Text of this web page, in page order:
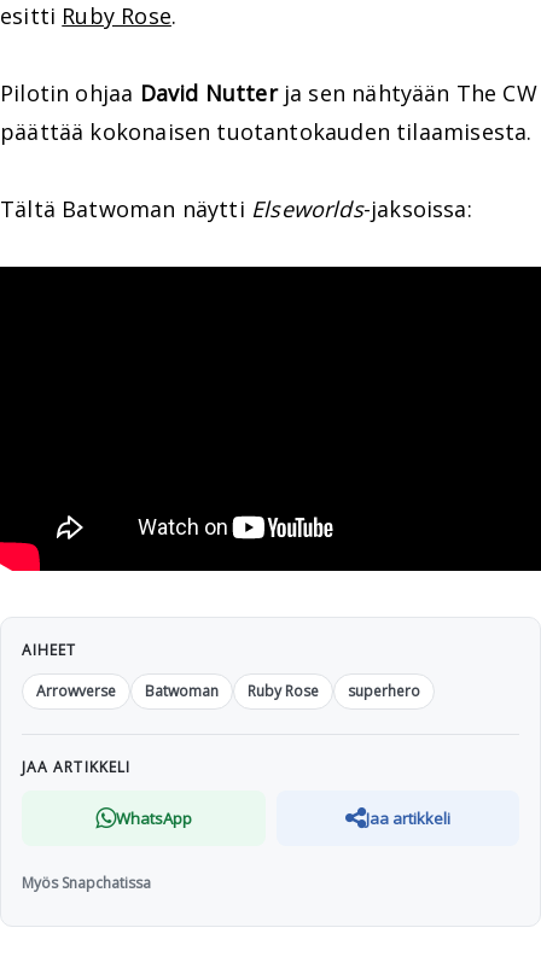
esitti Ruby Rose.
Pilotin ohjaa David Nutterja sen nähtyään The CW
päättää kokonaisen tuotantokauden tilaamisesta.
Tältä Batwoman näytti Elseworlds-jaksoissa:
AIHEET
Arrowverse
Batwoman Ruby Rose superhero
JAA ARTIKKELI
WhatsApp Jaa artikkeli
Myös Snapchatissa